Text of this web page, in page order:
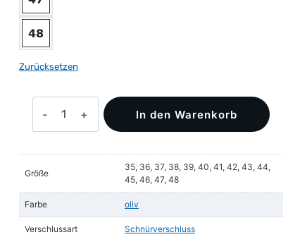
Zurücksetzen
Power
S3S
ESD
CI
Menge
In den Warenkorb
Größe
35, 36, 37, 38, 39, 40, 41, 42, 43, 44,
45, 46, 47, 48
Farbe oliv
Verschlussart Schnürverschluss